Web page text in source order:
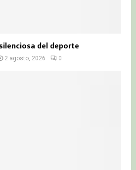
del deporte
2 agosto, 2026 0